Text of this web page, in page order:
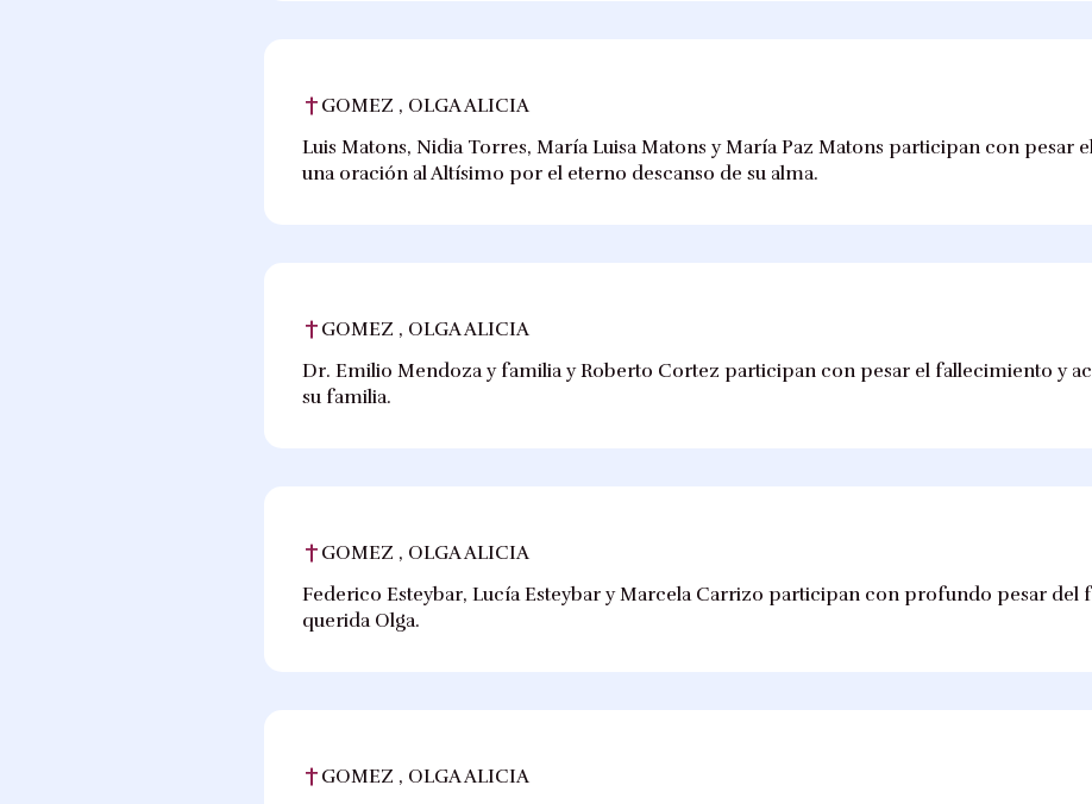
GOMEZ , OLGA ALICIA
Luis Matons, Nidia Torres, María Luisa Matons y María Paz Matons participan con pesar
una oración al Altísimo por el eterno descanso de su alma.
GOMEZ , OLGA ALICIA
Dr. Emilio Mendoza y familia y Roberto Cortez participan con pesar el fallecimiento y
su familia.
GOMEZ , OLGA ALICIA
Federico Esteybar, Lucía Esteybar y Marcela Carrizo participan con profundo pesar del
querida Olga.
GOMEZ , OLGA ALICIA